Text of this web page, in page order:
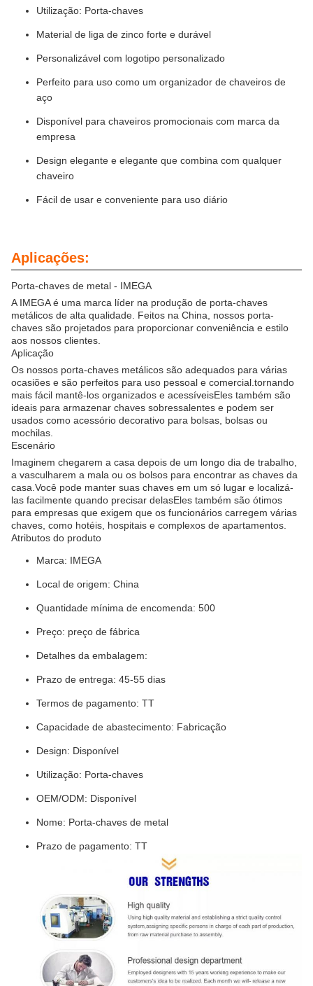
Utilização: Porta-chaves
Material de liga de zinco forte e durável
Personalizável com logotipo personalizado
Perfeito para uso como um organizador de chaveiros de
aço
Disponível para chaveiros promocionais com marca da
empresa
Design elegante e elegante que combina com qualquer
chaveiro
Fácil de usar e conveniente para uso diário
Aplicações:
Porta-chaves de metal - IMEGA
A IMEGA é uma marca líder na produção de porta-chaves
metálicos de alta qualidade. Feitos na China, nossos porta-
chaves são projetados para proporcionar conveniência e estilo
aos nossos clientes.
Aplicação
Os nossos porta-chaves metálicos são adequados para várias
ocasiões e são perfeitos para uso pessoal e comercial.tornando
mais fácil mantê-los organizados e acessíveisEles também são
ideais para armazenar chaves sobressalentes e podem ser
usados como acessório decorativo para bolsas, bolsas ou
mochilas.
Escenário
Imaginem chegarem a casa depois de um longo dia de trabalho,
a vasculharem a mala ou os bolsos para encontrar as chaves da
casa.Você pode manter suas chaves em um só lugar e localizá-
las facilmente quando precisar delasEles também são ótimos
para empresas que exigem que os funcionários carregem várias
chaves, como hotéis, hospitais e complexos de apartamentos.
Atributos do produto
Marca: IMEGA
Local de origem: China
Quantidade mínima de encomenda: 500
Preço: preço de fábrica
Detalhes da embalagem:
Prazo de entrega: 45-55 dias
Termos de pagamento: TT
Capacidade de abastecimento: Fabricação
Design: Disponível
Utilização: Porta-chaves
OEM/ODM: Disponível
Nome: Porta-chaves de metal
Prazo de pagamento: TT